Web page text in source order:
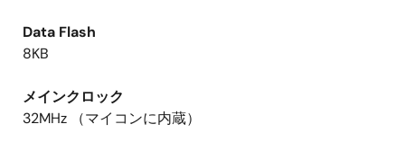
Data Flash
8KB
メインクロック
32MHz （マイコンに内蔵）